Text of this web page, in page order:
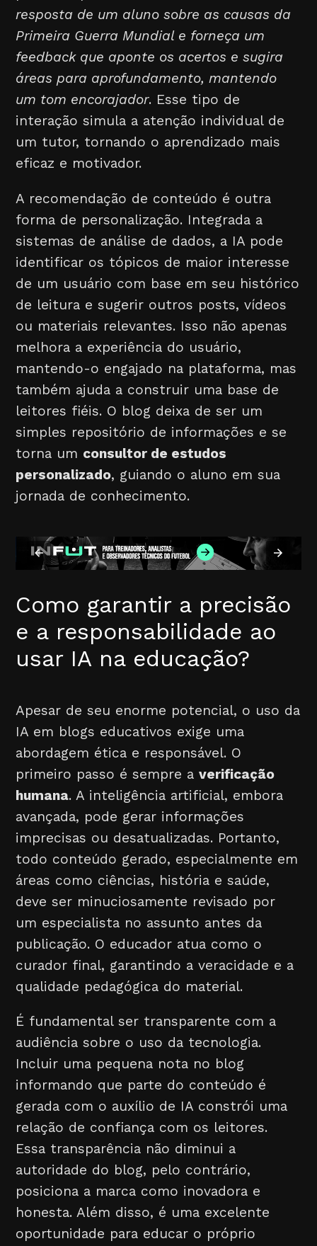
resposta de um aluno sobre as causas da
Primeira Guerra Mundial e forneça um
feedback que aponte os acertos e sugira
áreas para aprofundamento, mantendo
um tom encorajador. Esse tipo de
interação simula a atenção individual de
um tutor, tornando o aprendizado mais
eficaz e motivador.
A recomendação de conteúdo é outra
forma de personalização. Integrada a
sistemas de análise de dados, a IA pode
identificar os tópicos de maior interesse
de um usuário com base em seu histórico
de leitura e sugerir outros posts, vídeos
ou materiais relevantes. Isso não apenas
melhora a experiência do usuário,
mantendo-o engajado na plataforma, mas
também ajuda a construir uma base de
leitores fiéis. O blog deixa de ser um
simples repositório de informações e se
torna um consultor de estudos
personalizado, guiando o aluno em sua
jornada de conhecimento.
Como garantir a precisão
e a responsabilidade ao
usar IA na educação?
Apesar de seu enorme potencial, o uso da
IA em blogs educativos exige uma
abordagem ética e responsável. O
primeiro passo é sempre averificação
humana. A inteligência artificial, embora
avançada, pode gerar informações
imprecisas ou desatualizadas. Portanto,
todo conteúdo gerado, especialmente em
áreas como ciências, história e saúde,
deve ser minuciosamente revisado por
um especialista no assunto antes da
publicação. O educador atua como o
curador final, garantindo a veracidade e a
qualidade pedagógica do material.
É fundamental ser transparente com a
audiência sobre o uso da tecnologia.
Incluir uma pequena nota no blog
informando que parte do conteúdo é
gerada com o auxílio de IA constrói uma
relação de confiança com os leitores.
Essa transparência não diminui a
autoridade do blog, pelo contrário,
posiciona a marca como inovadora e
honesta. Além disso, é uma excelente
oportunidade para educar o próprio